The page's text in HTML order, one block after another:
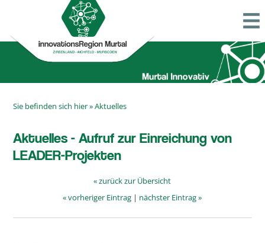
Sie befinden sich hier »Aktuelles
Aktuelles - Aufruf zur Einreichung von
LEADER-Projekten
« zurück zur Übersicht
« vorheriger Eintrag | nächster Eintrag »